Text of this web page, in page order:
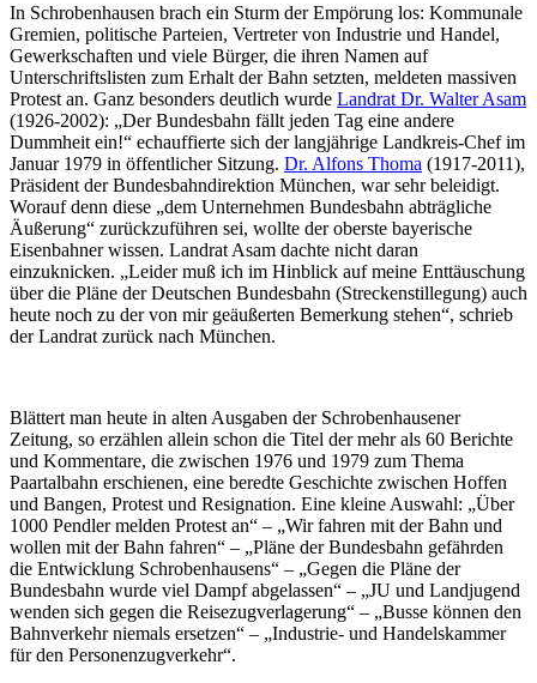
In Schrobenhausen brach ein Sturm der Empörung los: Kommunale
Gremien, politische Parteien, Vertreter von Industrie und Handel,
Gewerkschaften und viele Bürger, die ihren Namen auf
Unterschriftslisten zum Erhalt der Bahn setzten, meldeten massiven
Protest an. Ganz besonders deutlich wurde Landrat Dr. Walter Asam
(1926-2002): „Der Bundesbahn fällt jeden Tag eine andere
Dummheit ein!“ echauffierte sich der langjährige Landkreis-Chef im
Januar 1979 in öffentlicher Sitzung. Dr. Alfons Thoma (1917-2011),
Präsident der Bundesbahndirektion München, war sehr beleidigt.
Worauf denn diese „dem Unternehmen Bundesbahn abträgliche
Äußerung“ zurückzuführen sei, wollte der oberste bayerische
Eisenbahner wissen. Landrat Asam dachte nicht daran
einzuknicken. „Leider muß ich im Hinblick auf meine Enttäuschung
über die Pläne der Deutschen Bundesbahn (Streckenstillegung) auch
heute noch zu der von mir geäußerten Bemerkung stehen“, schrieb
der Landrat zurück nach München.
Blättert man heute in alten Ausgaben der Schrobenhausener
Zeitung, so erzählen allein schon die Titel der mehr als 60 Berichte
und Kommentare, die zwischen 1976 und 1979 zum Thema
Paartalbahn erschienen, eine beredte Geschichte zwischen Hoffen
und Bangen, Protest und Resignation. Eine kleine Auswahl: „Über
1000 Pendler melden Protest an“ – „Wir fahren mit der Bahn und
wollen mit der Bahn fahren“ – „Pläne der Bundesbahn gefährden
die Entwicklung Schrobenhausens“ – „Gegen die Pläne der
Bundesbahn wurde viel Dampf abgelassen“ – „JU und Landjugend
wenden sich gegen die Reisezugverlagerung“ – „Busse können den
Bahnverkehr niemals ersetzen“ – „Industrie- und Handelskammer
für den Personenzugverkehr“.